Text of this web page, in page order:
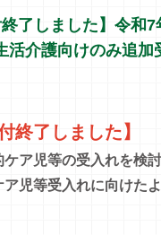
了しました】令和
介護向けのみ追加
終了しました】
ア児等の受入れを検
児等受入れに向けた